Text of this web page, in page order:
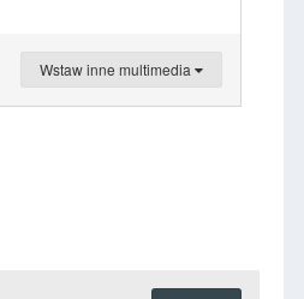
Wstaw inne multimedia